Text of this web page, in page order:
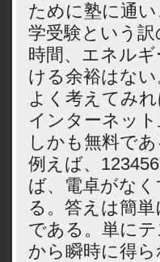
ために塾に通
学受験という
時間、エネル
ける余裕はない
よく考えてみ
インターネッ
しかも無料であ
例えば、
ば、電卓がな
る。答えは簡
である。単に
から瞬時に得